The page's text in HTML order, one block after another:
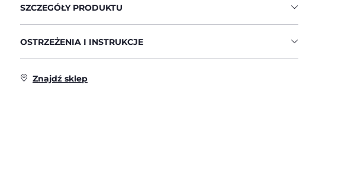
SZCZEGÓŁY PRODUKTU
OSTRZEŻENIA I INSTRUKCJE
Znajdź sklep